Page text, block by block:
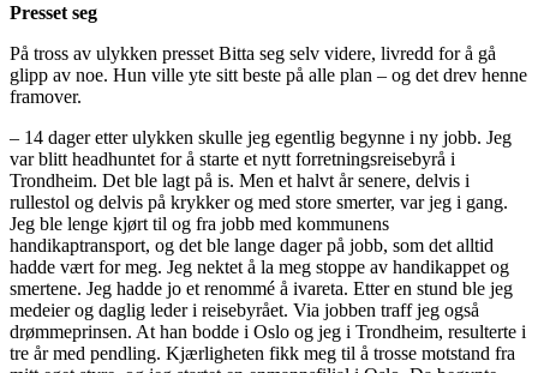
Presset seg
På tross av ulykken presset Bitta seg selv videre, livredd for å gå
glipp av noe. Hun ville yte sitt beste på alle plan – og det drev henne
framover.
– 14 dager etter ulykken skulle jeg egentlig begynne i ny jobb. Jeg
var blitt headhuntet for å starte et nytt forretningsreisebyrå i
Trondheim. Det ble lagt på is. Men et halvt år senere, delvis i
rullestol og delvis på krykker og med store smerter, var jeg i gang.
Jeg ble lenge kjørt til og fra jobb med kommunens
handikaptransport, og det ble lange dager på jobb, som det alltid
hadde vært for meg. Jeg nektet å la meg stoppe av handikappet og
smertene. Jeg hadde jo et renommé å ivareta. Etter en stund ble jeg
medeier og daglig leder i reisebyrået. Via jobben traff jeg også
drømmeprinsen. At han bodde i Oslo og jeg i Trondheim, resulterte i
tre år med pendling. Kjærligheten fikk meg til å trosse motstand fra